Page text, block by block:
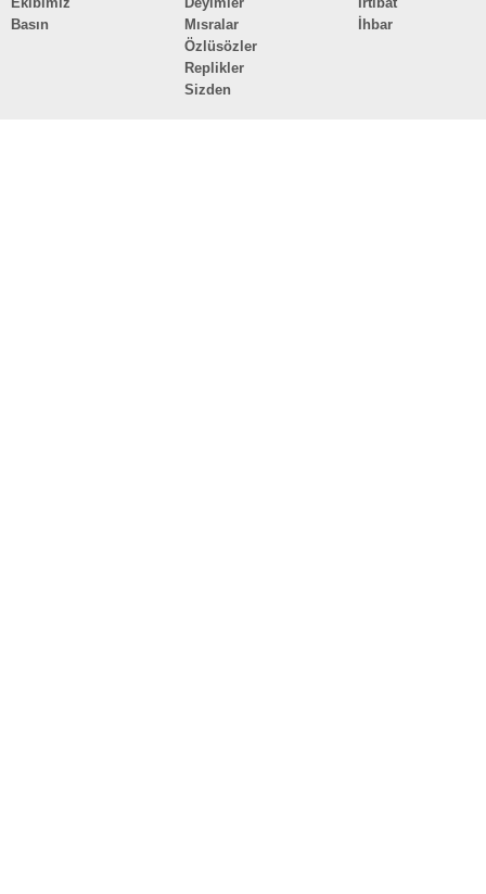
Basın
Mısralar
Özlüsözler
Replikler
Sizden
İhbar